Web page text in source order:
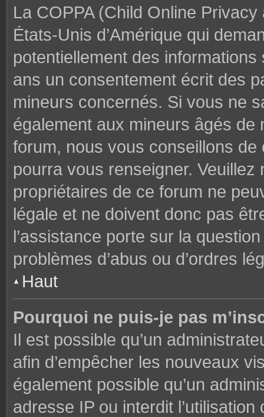
La COPPA (Child Online
États-Unis d’Amérique qui
potentiellement des
ans un consentement écrit des
mineurs concernés. Si vous ne
également aux mineurs âgés
forum, nous vous conseillons
pourra vous renseigner.
propriétaires de ce forum ne
légale et ne doivent donc pas
l’assistance porte sur la
problèmes d’abus ou d’ordres
Haut
Pourquoi ne puis-je pas
Il est possible qu’un
afin d’empêcher les nouveaux
également possible qu’un
adresse IP ou interdit